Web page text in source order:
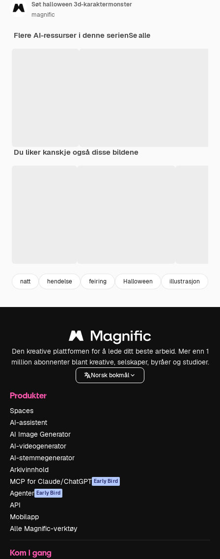
Søt halloween 3d-karaktermonster
magnific
Flere AI-ressurser i denne serienSe alle
Du liker kanskje også disse bildene
natt hendelse feiring Halloween illustrasjon
Den kreative plattformen for å lede ditt beste arbeid. Mer enn 1
million abonnenter blant kreative, selskaper, byråer og studioer.
Norsk bokmål
Produkter
Spaces
AI-assistent
AI Image Generator
AI-videogenerator
AI-stemmegenerator
Arkivinnhold
MCP for Claude/ChatGPT Early Bird
Agenter Early Bird
API
Mobilapp
Alle Magnific-verktøy
Kom i gang